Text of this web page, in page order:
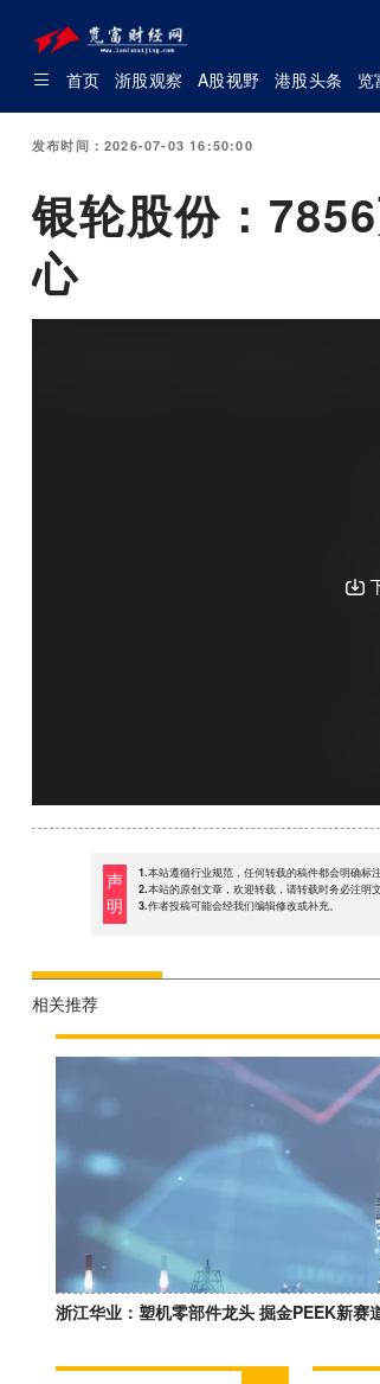
首页 浙股观察 A股视野 港股头条 览
发布时间：2026-07-03 16:50:00
银轮股份：
心
声
明
1.本站遵循行业规范，任何转载的稿件都会明确标
2.本站的原创文章，欢迎转载，请转载时务必注明
3.作者投稿可能会经我们编辑修改或补充。
相关推荐
浙江华业：塑机零部件龙头 掘金PEEK新赛